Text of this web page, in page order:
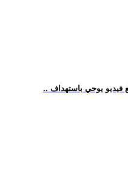
فيديو يوحي باستهداف